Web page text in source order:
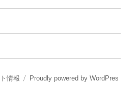
情報
Proudly powered by WordPres